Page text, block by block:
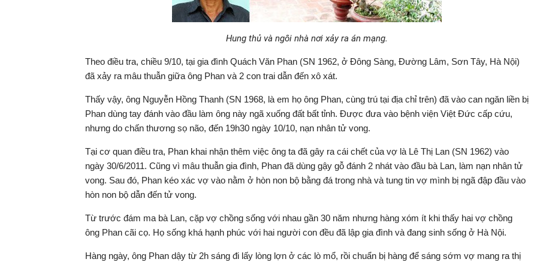
Hung thủ và ngôi nhà nơi xảy ra án mạng.
Theo điều tra, chiều 9/10, tại gia đình Quách Văn Phan (SN 1962, ở Đông Sàng, Đường Lâm, Sơn Tây, Hà Nội)
đã xảy ra mâu thuẫn giữa ông Phan và 2 con trai dẫn đến xô xát.
Thấy vậy, ông Nguyễn Hồng Thanh (SN 1968, là em họ ông Phan, cùng trú tại địa chỉ trên) đã vào can ngăn liền bị
Phan dùng tay đánh vào đầu làm ông này ngã xuống đất bất tỉnh. Được đưa vào bệnh viện Việt Đức cấp cứu,
nhưng do chấn thương sọ não, đến 19h30 ngày 10/10, nạn nhân tử vong.
Tại cơ quan điều tra, Phan khai nhận thêm việc ông ta đã gây ra cái chết của vợ là Lê Thị Lan (SN 1962) vào
ngày 30/6/2011. Cũng vì mâu thuẫn gia đình, Phan đã dùng gậy gỗ đánh 2 nhát vào đầu bà Lan, làm nạn nhân tử
vong. Sau đó, Phan kéo xác vợ vào nằm ở hòn non bộ bằng đá trong nhà và tung tin vợ mình bị ngã đập đầu vào
hòn non bộ dẫn đến tử vong.
Từ trước đám ma bà Lan, cặp vợ chồng sống với nhau gần 30 năm nhưng hàng xóm ít khi thấy hai vợ chồng
ông Phan cãi cọ. Họ sống khá hạnh phúc với hai người con đều đã lập gia đình và đang sinh sống ở Hà Nội.
Hàng ngày, ông Phan dậy từ 2h sáng đi lấy lòng lợn ở các lò mổ, rồi chuẩn bị hàng để sáng sớm vợ mang ra thị